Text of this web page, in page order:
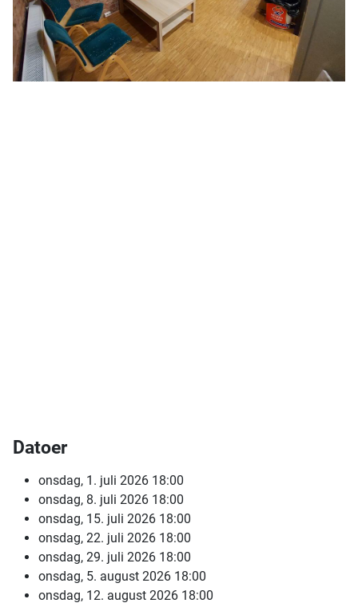
Datoer
onsdag, 1. juli 2026 18:00
onsdag, 8. juli 2026 18:00
onsdag, 15. juli 2026 18:00
onsdag, 22. juli 2026 18:00
onsdag, 29. juli 2026 18:00
onsdag, 5. august 2026 18:00
onsdag, 12. august 2026 18:00